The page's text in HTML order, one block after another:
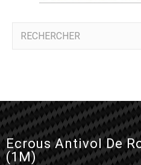
Ecrous Antivol De
(1M)